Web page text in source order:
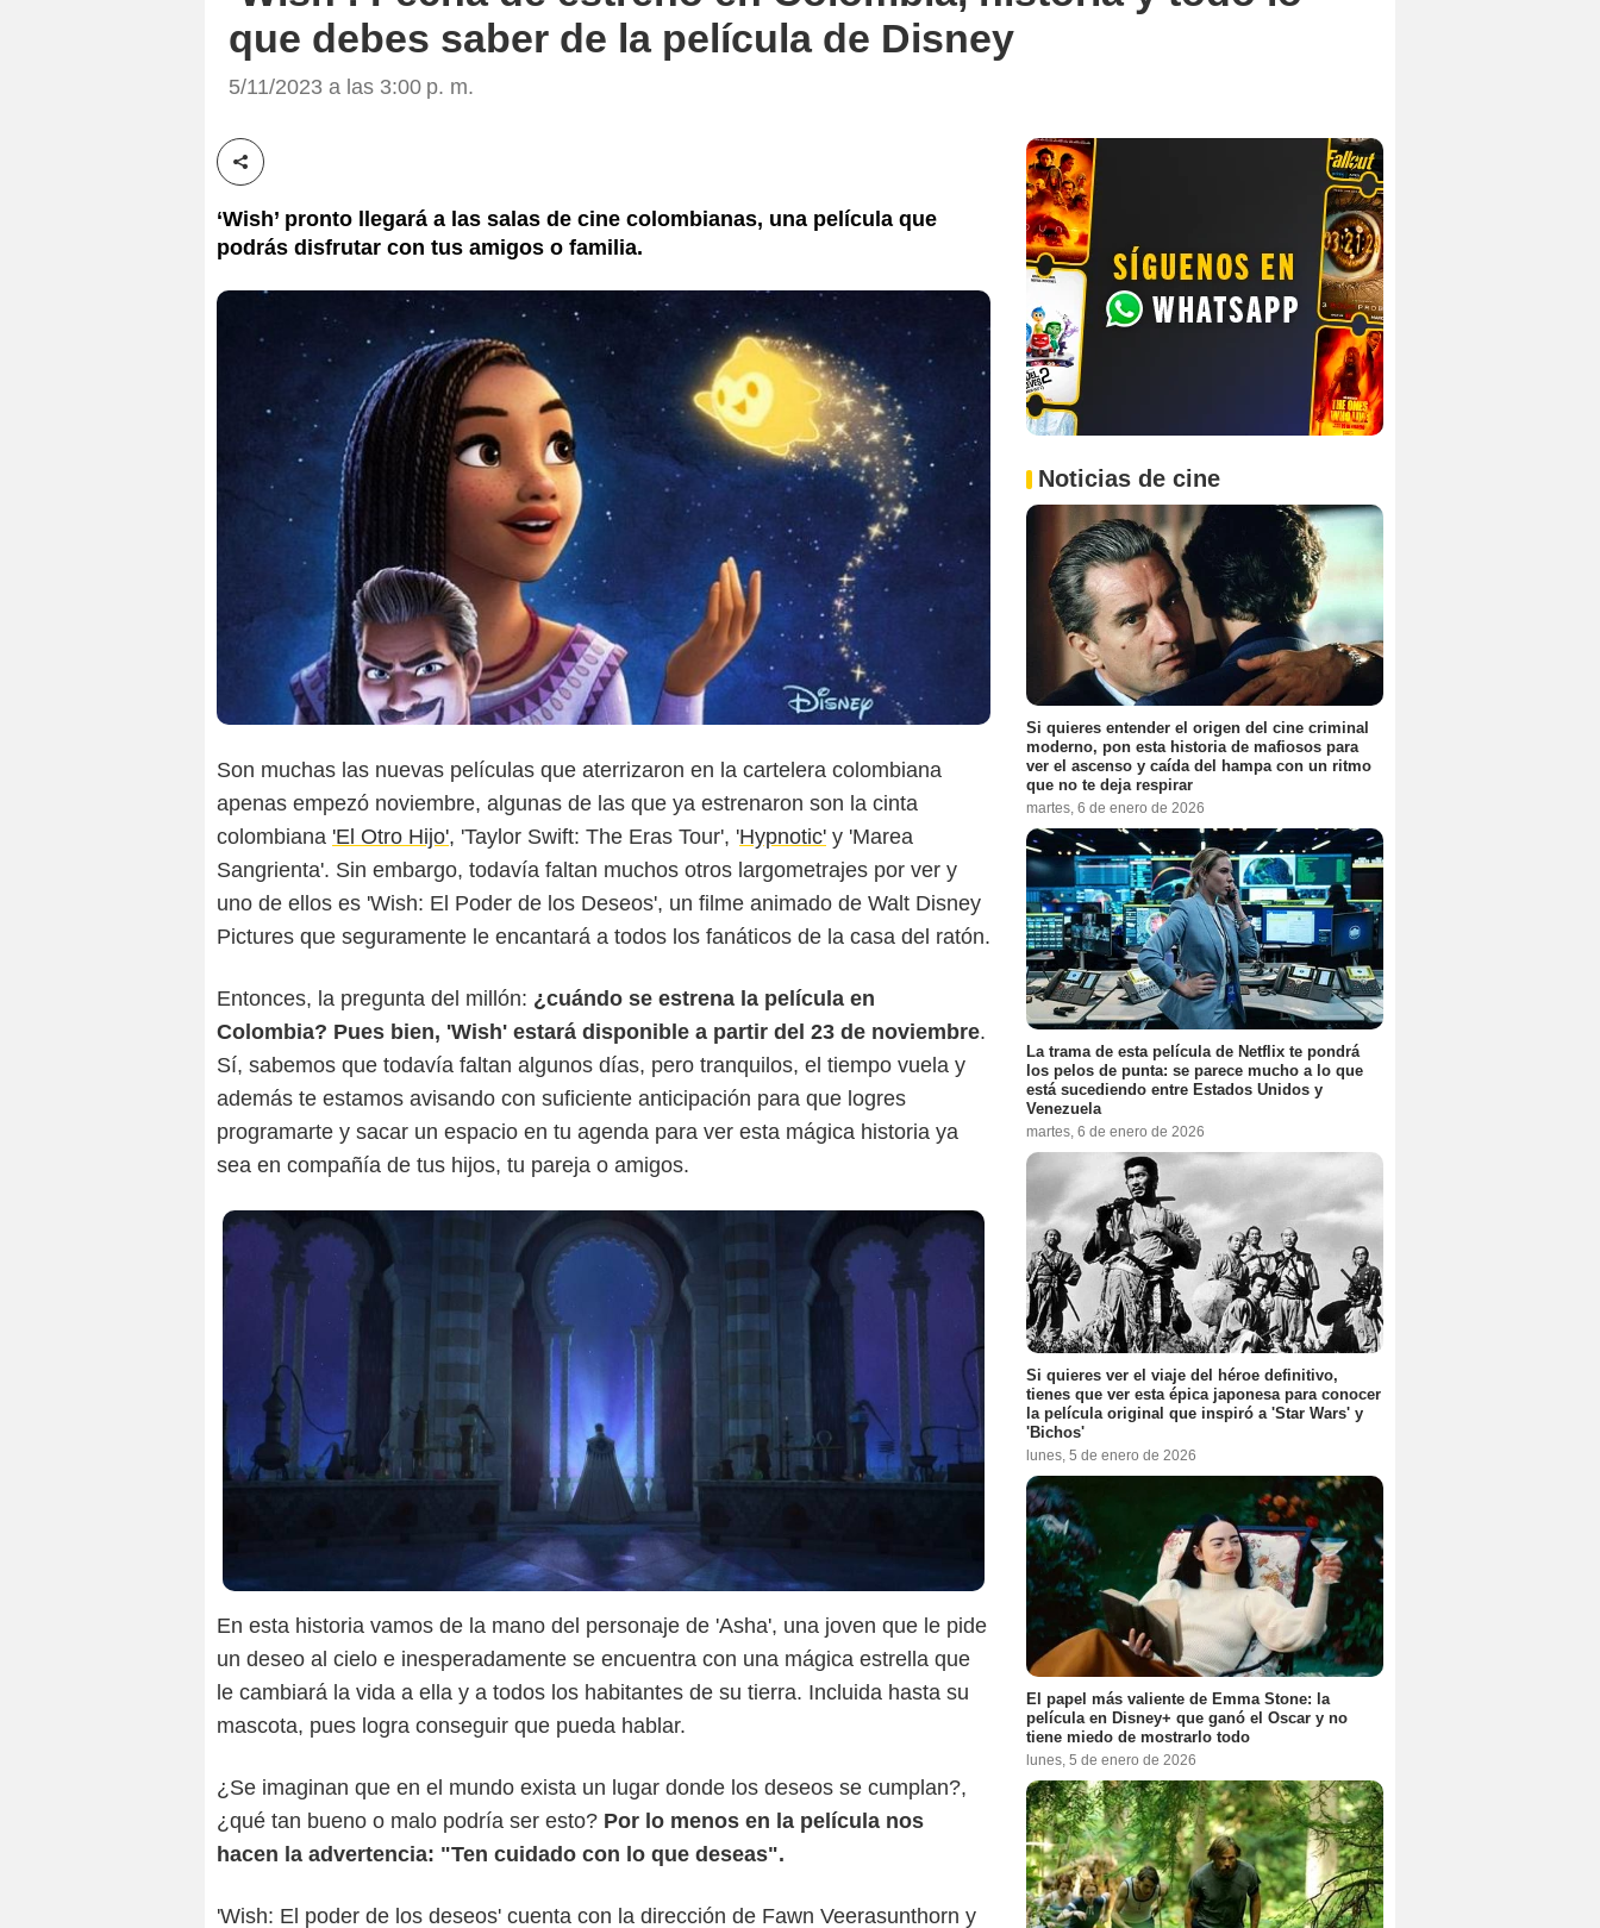
que debes saber de la película de Disney
5/11/2023 a las 3:00 p. m.
Compartir esta noticia
‘Wish’ pronto llegará a las salas de cine colombianas, una película que
podrás disfrutar con tus amigos o familia.
Son muchas las nuevas películas que aterrizaron en la cartelera colombiana
apenas empezó noviembre, algunas de las que ya estrenaron son la cinta
colombiana 'El Otro Hijo', 'Taylor Swift: The Eras Tour', 'Hypnotic' y 'Marea
Sangrienta'. Sin embargo, todavía faltan muchos otros largometrajes por ver y
uno de ellos es 'Wish: El Poder de los Deseos', un filme animado de Walt Disney
Pictures que seguramente le encantará a todos los fanáticos de la casa del ratón.
Entonces, la pregunta del millón: ¿cuándo se estrena la película en
Colombia? Pues bien, 'Wish' estará disponible a partir del 23 de noviembre.
Sí, sabemos que todavía faltan algunos días, pero tranquilos, el tiempo vuela y
además te estamos avisando con suficiente anticipación para que logres
programarte y sacar un espacio en tu agenda para ver esta mágica historia ya
sea en compañía de tus hijos, tu pareja o amigos.
Cine Colombia
En esta historia vamos de la mano del personaje de 'Asha', una joven que le pide
un deseo al cielo e inesperadamente se encuentra con una mágica estrella que
le cambiará la vida a ella y a todos los habitantes de su tierra. Incluida hasta su
mascota, pues logra conseguir que pueda hablar.
¿Se imaginan que en el mundo exista un lugar donde los deseos se cumplan?,
¿qué tan bueno o malo podría ser esto? Por lo menos en la película nos
hacen la advertencia: "Ten cuidado con lo que deseas".
'Wish: El poder de los deseos' cuenta con la dirección de Fawn Veerasunthorn y
Noticias de cine
Si quieres entender el origen del cine criminal
moderno, pon esta historia de mafiosos para
ver el ascenso y caída del hampa con un ritmo
que no te deja respirar
martes, 6 de enero de 2026
La trama de esta película de Netflix te pondrá
los pelos de punta: se parece mucho a lo que
está sucediendo entre Estados Unidos y
Venezuela
martes, 6 de enero de 2026
Si quieres ver el viaje del héroe definitivo,
tienes que ver esta épica japonesa para conocer
la película original que inspiró a 'Star Wars' y
'Bichos'
lunes, 5 de enero de 2026
El papel más valiente de Emma Stone: la
película en Disney+ que ganó el Oscar y no
tiene miedo de mostrarlo todo
lunes, 5 de enero de 2026